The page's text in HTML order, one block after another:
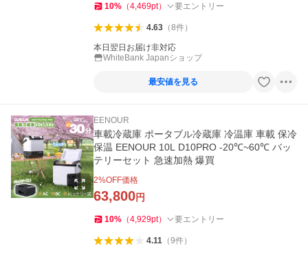
10% （4,469pt） 要エントリー
4.63（8件）
本日翌日お届け非対応
WhiteBank Japanショップ
最安値を見る
EENOUR
車載冷蔵庫 ポータブル冷蔵庫 冷温庫 車載 保冷
保温 EENOUR 10L D10PRO -20℃~60℃ バッ
テリーセット 急速加熱 爆買
2%OFF価格
63,800円
10% （4,929pt） 要エントリー
4.11（9件）